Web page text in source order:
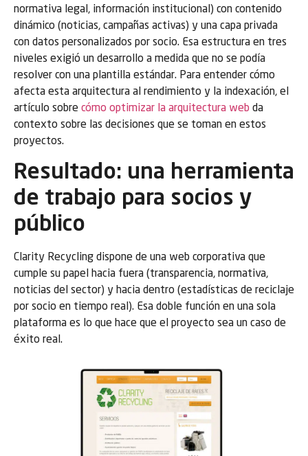
normativa legal, información institucional) con contenido
dinámico (noticias, campañas activas) y una capa privada
con datos personalizados por socio. Esa estructura en tres
niveles exigió un desarrollo a medida que no se podía
resolver con una plantilla estándar. Para entender cómo
afecta esta arquitectura al rendimiento y la indexación, el
artículo sobre cómo optimizar la arquitectura web da
contexto sobre las decisiones que se toman en estos
proyectos.
Resultado: una herramienta
de trabajo para socios y
público
Clarity Recycling dispone de una web corporativa que
cumple su papel hacia fuera (transparencia, normativa,
noticias del sector) y hacia dentro (estadísticas de reciclaje
por socio en tiempo real). Esa doble función en una sola
plataforma es lo que hace que el proyecto sea un caso de
éxito real.